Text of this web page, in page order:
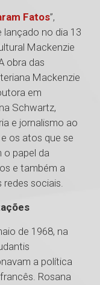
Fatos”,
lançado no dia 13
Mackenzie
obra das
Mackenzie
em
Schwartz,
e jornalismo ao
os atos que se
o papel da
e também a
sociais.
de 1968, na
a política
Rosana